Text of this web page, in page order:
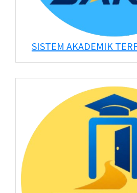
SISTEM AKADEMIK